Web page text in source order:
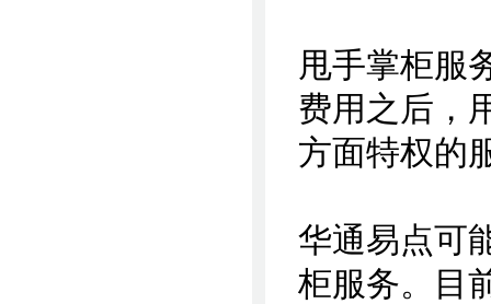
甩手掌柜服
费用之后，
方面特权的
华通易点可
柜服务。目